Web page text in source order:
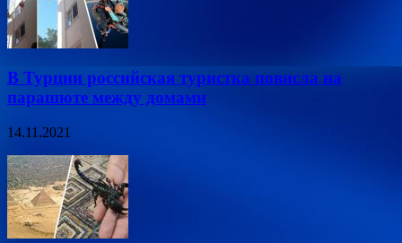
В Турции российская туристка повисла на
парашюте между домами
14.11.2021